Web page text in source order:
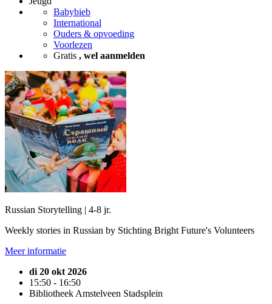
Babybieb
International
Ouders & opvoeding
Voorlezen
Gratis , wel aanmelden
Russian Storytelling | 4-8 jr.
Weekly stories in Russian by Stichting Bright Future's Volunteers
Meer informatie
di 20 okt 2026
15:50 - 16:50
Bibliotheek Amstelveen Stadsplein